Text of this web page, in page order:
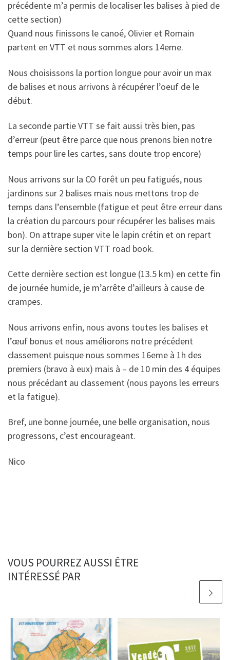
précédente m’a permis de localiser les balises à pied de
cette section)
Quand nous finissons le canoé, Olivier et Romain
partent en VTT et nous sommes alors 14eme.
Nous choisissons la portion longue pour avoir un max
de balises et nous arrivons à récupérer l’oeuf de le
début.
La seconde partie VTT se fait aussi très bien, pas
d’erreur (peut être parce que nous prenons bien notre
temps pour lire les cartes, sans doute trop encore)
Nous arrivons sur la CO forêt un peu fatigués, nous
jardinons sur 2 balises mais nous mettons trop de
temps dans l’ensemble (fatigue et peut être erreur dans
la création du parcours pour récupérer les balises mais
bon). On attrape super vite le lapin crétin et on repart
sur la dernière section VTT road book.
Cette dernière section est longue (13.5 km) en cette fin
de journée humide, je m’arrête d’ailleurs à cause de
crampes.
Nous arrivons enfin, nous avons toutes les balises et
l’œuf bonus et nous améliorons notre précédent
classement puisque nous sommes 16eme à 1h des
premiers (bravo à eux) mais à – de 10 min des 4 équipes
nous précédant au classement (nous payons les erreurs
et la fatigue).
Bref, une bonne journée, une belle organisation, nous
progressons, c’est encourageant.
Nico
VOUS POURREZ AUSSI ÊTRE
INTÉRESSÉ PAR